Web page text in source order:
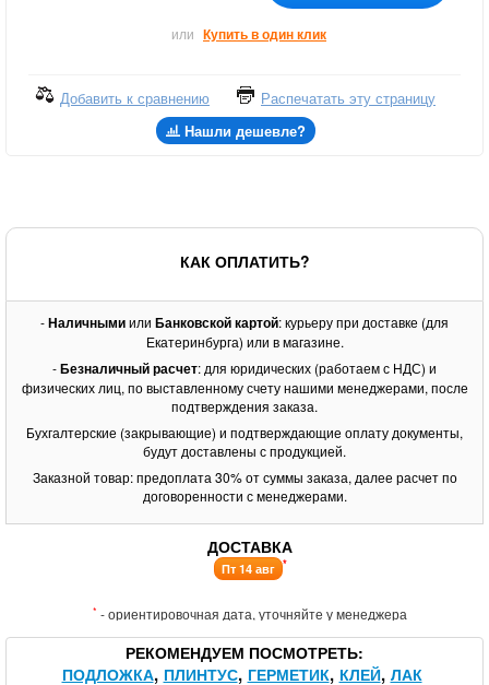
или Купить в один клик
Добавить к сравнению
Распечатать эту страницу
Нашли дешевле?
КАК ОПЛАТИТЬ?
-Наличнымиили Банковской картой: курьеру при доставке (для
Екатеринбурга) или в магазине.
-Безналичный расчет: для юридических (работаем с НДС) и
физических лиц, по выставленному счету нашими менеджерами, после
подтверждения заказа.
Бухгалтерские (закрывающие) и подтверждающие оплату документы,
будут доставлены с продукцией.
Заказной товар: предоплата 30% от суммы заказа, далее расчет по
договоренности с менеджерами.
ДОСТАВКА
Пт 14 авг *
* - ориентировочная дата, уточняйте у менеджера
РЕКОМЕНДУЕМ ПОСМОТРЕТЬ
ПОДЛОЖКА ПЛИНТУС ГЕРМЕТИК КЛЕЙ ЛАК